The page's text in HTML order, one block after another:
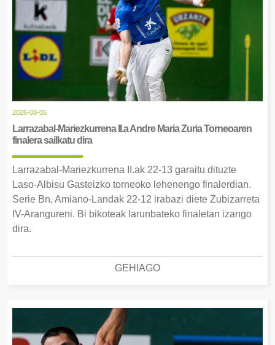
2026-08-05
Larrazabal-Mariezkurrena II.a Andre Maria Zuria Torneoaren
finalera sailkatu dira
Larrazabal-Mariezkurrena II.ak 22-13 garaitu dituzte
Laso-Albisu Gasteizko torneoko lehenengo finalerdian.
Serie Bn, Amiano-Landak 22-12 irabazi diete Zubizarreta
IV-Arangureni. Bi bikoteak larunbateko finaletan izango
dira.
GEHIAGO